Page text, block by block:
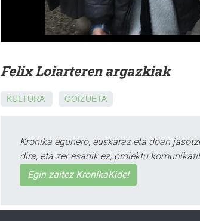
Felix Loiarteren argazkiak
KULTURA GOIZUETA
Kronika egunero, euskaraz eta doan
dira, eta zer esanik ez, proiektu
Egin zaitez KronikaKide!